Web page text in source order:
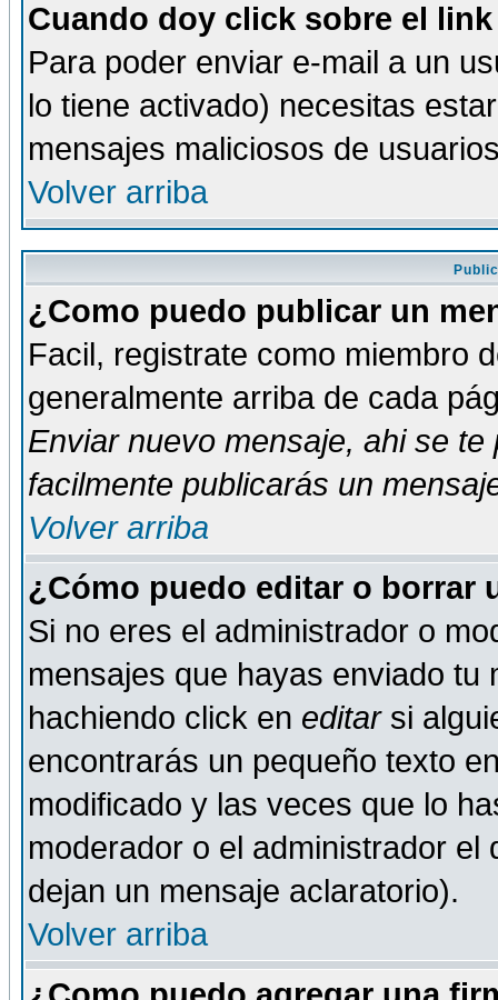
Cuando doy click sobre el
Para poder enviar e-mail a un
lo tiene activado) necesitas
mensajes maliciosos de
Volver arriba
¿Como puedo publicar un
Facil, registrate como miembro
generalmente arriba de cada
Enviar nuevo mensaje, ahi se te
facilmente publicarás un
Volver arriba
¿Cómo puedo editar o borrar
Si no eres el administrador o
mensajes que hayas enviado tu
hachiendo click en editarsi
encontrarás un pequeño texto
modificado y las veces que lo
moderador o el administrador
dejan un mensaje aclaratorio).
Volver arriba